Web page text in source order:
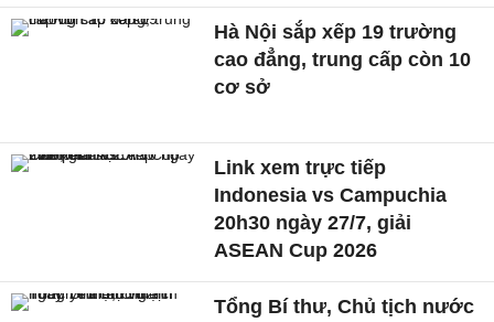
Hà Nội sắp xếp 19 trường
cao đẳng, trung cấp còn 10
cơ sở
Link xem trực tiếp
Indonesia vs Campuchia
20h30 ngày 27/7, giải
ASEAN Cup 2026
Tổng Bí thư, Chủ tịch nước